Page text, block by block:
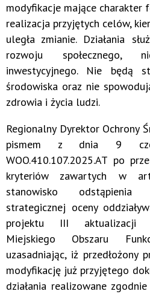
modyfikacje mające charakter
realizacja przyjętych celów,
uległa zmianie. Działania
rozwoju społecznego,
inwestycyjnego. Nie będą
środowiska oraz nie
zdrowia i życia ludzi.
Regionalny Dyrektor Ochrony
pismem z dnia 9
WOO.410.107.2025.AT po
kryteriów zawartych w
stanowisko odstąpienia
strategicznej oceny
projektu III aktualizacji
Miejskiego Obszaru
uzasadniając, iż przedłożony
modyfikację już przyjętego
działania realizowane